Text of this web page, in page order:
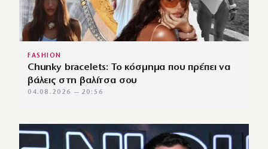
FASHION
Chunky bracelets: Το κόσμημα που πρέπει να
βάλεις στη βαλίτσα σου
04.08.2026 — 20:56